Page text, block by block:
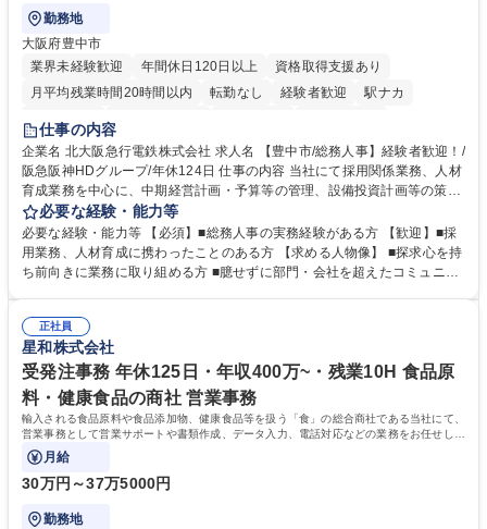
勤務地
大阪府豊中市
業界未経験歓迎
年間休日120日以上
資格取得支援あり
月平均残業時間20時間以内
転勤なし 経験者歓迎
駅ナカ
退職金あり
土日祝休み
服装自由 昼食補助あり 食事補助あり
仕事の内容
企業名 北大阪急行電鉄株式会社 求人名 【豊中市/総務人事】経験者歓迎！/
阪急阪神HDグループ/年休124日 仕事の内容 当社にて採用関係業務、人材
育成業務を中心に、中期経営計画・予算等の管理、設備投資計画等の策
定、さらに社内の重要会議の運営等、経営の根幹となる幅広い総務人事業
務全般を担当していただきます。 【主な業務内容】 ■採用関係業務および
人材育成(社員研修)業務の推進 ■中期経営計画および予算等の管理 ■設備
投資計画等の策定 ■社内の重要会議の運営 ■その他総務人事業務全般 【入
務人事】経験者歓迎！/阪急阪神HDグループ/年休124日
必要な経験・能力等
必要な経験・能力等 【必須】■総務人事の実務経験がある方 【歓迎】■採
用業務、人材育成に携わったことのある方 【求める人物像】 ■探求心を持
ち前向きに業務に取り組める方 ■臆せずに部門・会社を超えたコミュニケ
囲のメンバーと協調しつつ主体性を持って能動的に業務を推進できる方 学
歴・資格 学歴：大学院 大学 高専 短大 専修学校 高校 語学力： 資格：
正社員
星和株式会社
受発注事務 年休125日・年収400万~・残業10H 食品原
料・健康食品の商社 営業事務
輸入される食品原料や食品添加物、健康食品等を扱う「食」の総合商社である当社にて、
営業事務として営業サポートや書類作成、データ入力、電話対応などの業務をお任せしま
す。
月給
30万円～37万5000円
勤務地